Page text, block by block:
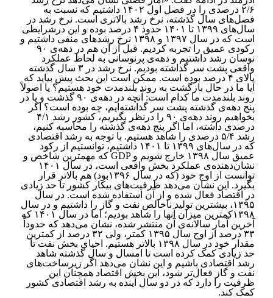
۲/۶ درصدی را در فصل اول ۱۴۰۲ داشتیم که نسبت به
فصل‌های سال گذشته، نرخ رشد ‏بالاتری است. نرخ رشد در
سال‌های ۱۳۹۹ تا ۱۴۰۱ حدود ۴ درصد بوده و این درشرایطی
است که در سال ۱۳۹۷ و ۱۳۹۸ ‏نرخ رشدهای منفی داشتیم و
رکودی عمیق را تجربه کردیم. قبل از آن هم در دهه‌ی ۹۰
نوسان رشد داشتیم و دهه‌ی پرنوسانی ‏به لحاظ عملکرد
واقعی پشت سر گذاشته بودیم. نرخ رشد در ۳ سال گذشته
بالای ۴ درصد بوده است. ممکن است این بحث ‏پیش بیاید که
آیا ما در حال بازگشت به روند بلندمدت خود هستیم؟ یا اصولاً
روند بلندمدت ما کدام است: آنچه در دهه‌ی ۹۰ ‏گذشت و یا در
پنج دهه‌ی گذشته پشت سر گذاشته‌ایم، چه بوده است؟ اگر
بخواهیم روند دهه‌ی ۹۰ را درنظر بگیریم، کشور رشد ۴/۱
درصدی ‏داشته، اما اگر پنج دهه‌ی گذشته را محاسبه کنیم،
رشد ۵/۴ درصدی را شاهد هستیم‎. با توجه به رشد اقتصادی
که در سال‌های ۱۳۹۹ تا ۱۴۰۱ داشتیم، توانستیم از رکود
عمیق سال ۱۳۹۸ خارج شویم و‎ GDP ‎که ‏مهمترین شاخص و
نشان‌دهنده‌ی عملکرد بخش واقعی است، در سال ۱۴۰۱
توانست از اوج خود (که در سال ۱۳۹۶بود) هم بالاتر ‏قرار
بگیرد. این نشان می‌دهد ظرفیت‌های بیکار کشور تا حد زیادی
در اقتصاد فعال شده و از آن استفاده شده است.‏ در سال
۱۳۹۵، بیشترین تولید ناخالص نفت و گاز را داشتیم و در سال
۱۳۹۸کمترین میزان آنها را شاهد بودیم؛ اما در سال ‏‏۱۴۰۱ که
آخرین آمار سالانه‌ی آن منتشر شده، نشان می‌دهد که حدوداً
۳۳ درصد از اوج سال ۱۳۹۵ کمتر، ولی ۳۲ درصد از ‏کمترین
مقدار خود در سال ۱۳۹۸ بالاتر هستیم. احیای بخش نفت تا
حد زیادی کمک کرده است تا امسال و سال گذشته ‏شاهد
رشد اقتصادی باشیم و این نشان می‌دهد اگر زیرساخت‌های
نفت و گاز فعال‌تر شود، این بخش اقتصاد همچنان این
ظرفیت را دارد که در دو ‏سال آینده به رشد اقتصادی کشور
کمک کند‎.